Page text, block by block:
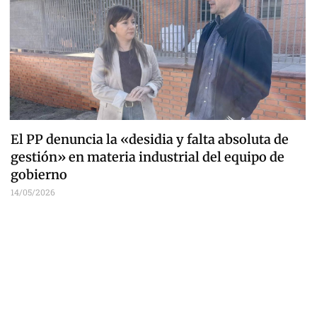
El PP denuncia la «desidia y falta absoluta de
gestión» en materia industrial del equipo de
gobierno
14/05/2026